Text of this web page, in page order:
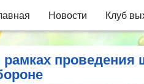
Новости Клуб
проведения